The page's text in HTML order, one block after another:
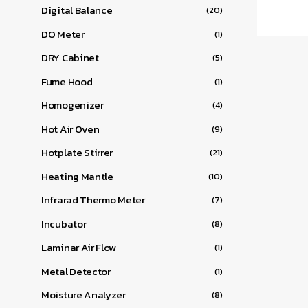
Digital Balance
(20)
DO Meter (1)
DRY Cabinet (5)
Fume Hood (1)
Homogenizer (4)
Hot Air Oven (9)
Hotplate Stirrer (21)
Heating Mantle (10)
Infrarad Thermo Meter (7)
Incubator (8)
Laminar Air Flow (1)
Metal Detector (1)
Moisture Analyzer (8)